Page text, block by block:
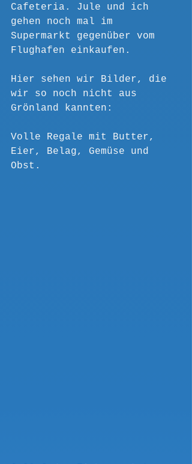
Cafeteria. Jule und ich
gehen noch mal im
Supermarkt gegenüber vom
Flughafen einkaufen.
Hier sehen wir Bilder, die
wir so noch nicht aus
Grönland kannten:
Volle Regale mit Butter,
Eier, Belag, Gemüse und
Obst.